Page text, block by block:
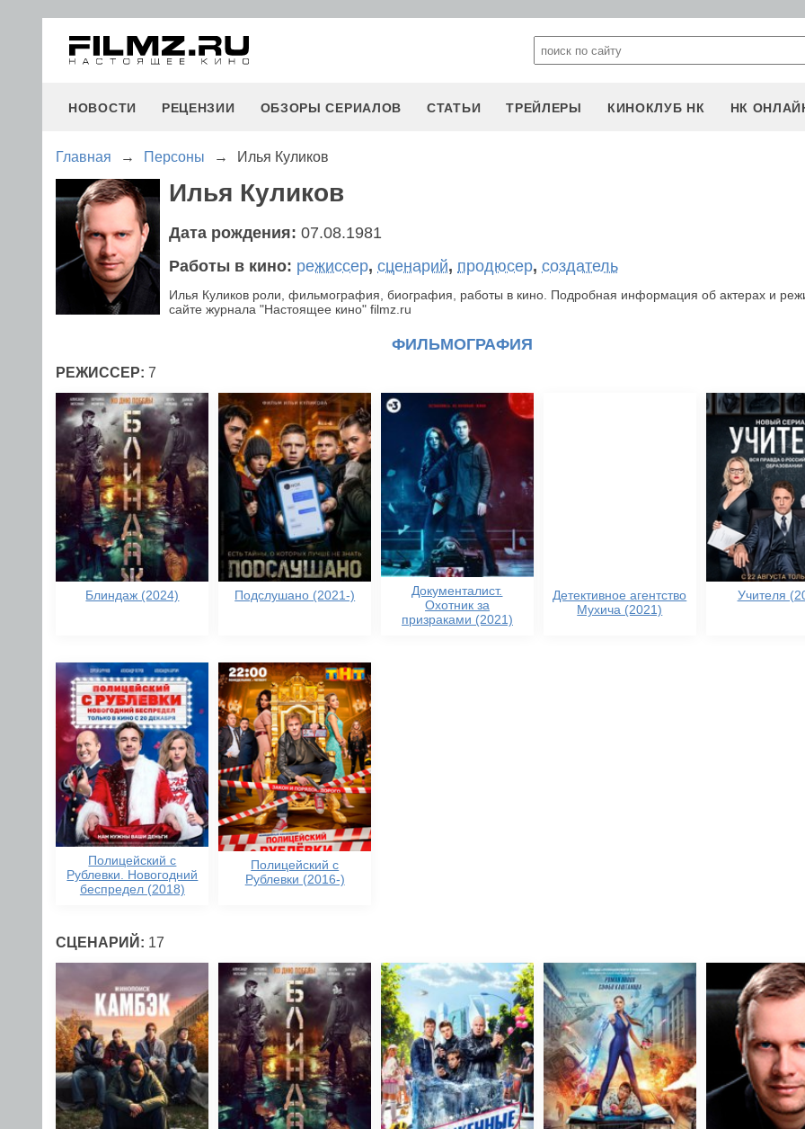
НОВОСТИ РЕЦЕНЗИИ ОБЗОРЫ СЕРИАЛОВ СТАТЬИ ТРЕЙЛЕРЫ КИНОКЛУБ НК НК
Главная → Персоны → Илья Куликов
Илья Куликов
Дата рождения: 07.08.1981
Работы в кино: режиссер, сценарий, продюсер, создатель
Илья Куликов роли, фильмография, биография, работы в кино. Подробная информация об актерах и
сайте журнала "Настоящее кино" filmz.ru
ФИЛЬМОГРАФИЯ
РЕЖИССЕР: 7
Блиндаж (2024) Подслушано (2021-)
Документалист.
Охотник за
призраками (2021)
Детективное агентство
Мухича (2021)
Учителя
Полицейский с
Рублевки. Новогодний
беспредел (2018)
Полицейский с
Рублевки (2016-)
СЦЕНАРИЙ: 17